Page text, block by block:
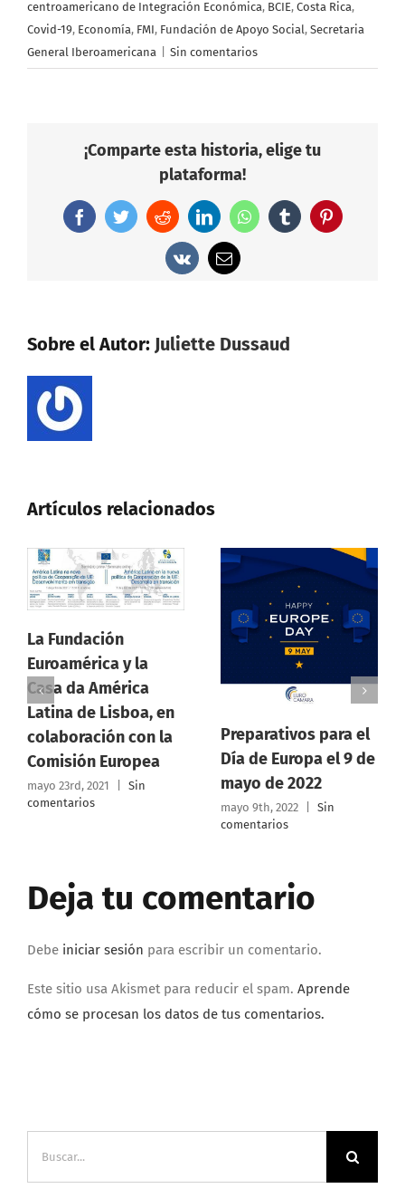
centroamericano de Integración Económica, BCIE, Costa Rica,
Covid-19, Economía, FMI, Fundación de Apoyo Social, Secretaria
General Iberoamericana
Sin comentarios
¡Comparte esta historia, elige tu
plataforma!
FacebookTwitterRedditLinkedInWhatsAppTumblr Pinterest
Vk
Correo
electrónico
Sobre el Autor: Juliette Dussaud
Artículos relacionados
y la
da América
de Lisboa, en
con la
Europea
2021 |
Sin
Preparativos para el
Día de Europa el 9 de
mayo de 2022
mayo 9th, 2022 | Sin
comentarios
Deja tu comentario
Debe iniciar sesión para escribir un comentario.
Este sitio usa Akismet para reducir el spam. Aprende
cómo se procesan los datos de tus comentarios.
Buscar: